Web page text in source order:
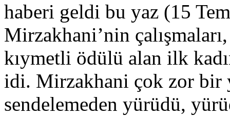
haberi geldi bu yaz (15
Mirzakhani’nin
kıymetli ödülü alan ilk
idi. Mirzakhani çok zor bir
sendelemeden yürüdü,